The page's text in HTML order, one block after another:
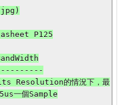
P125
Resolution的情況下，最
一個Sample